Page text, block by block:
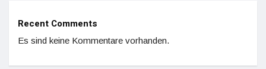
Recent Comments
Es sind keine Kommentare vorhanden.